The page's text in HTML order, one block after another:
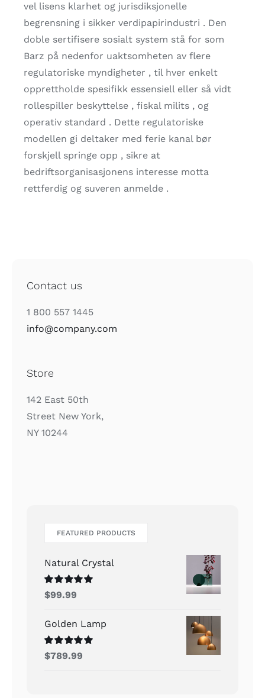
vel lisens klarhet og jurisdiksjonelle
begrensning i sikker verdipapirindustri . Den
doble sertifisere sosialt system stå for som
Barz på nedenfor uaktsomheten av flere
regulatoriske myndigheter , til hver enkelt
opprettholde spesifikk essensiell eller så vidt
rollespiller beskyttelse , fiskal milits , og
operativ standard . Dette regulatoriske
modellen gi deltaker med ferie kanal bør
forskjell springe opp , sikre at
bedriftsorganisasjonens interesse motta
rettferdig og suveren anmelde .
Contact us
1 800 557 1445
info@company.com
Store
142 East 50th
Street New York,
NY 10244
FEATURED PRODUCTS
Natural Crystal
Rated5.00
out of 5
$99.99
Golden Lamp
Rated5.00
out of 5
$789.99